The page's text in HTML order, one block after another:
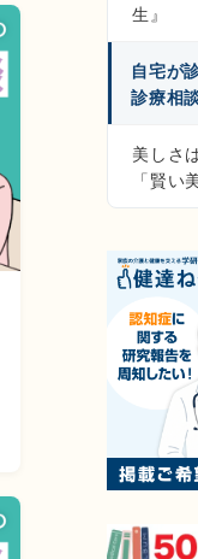
生』
自宅が
診療相
美しさ
「賢い